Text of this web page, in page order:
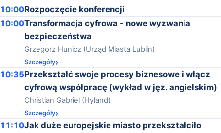
10:00Rozpoczęcie konferencji
10:00Transformacja cyfrowa - nowe wyzwania
bezpieczeństwa
Grzegorz Hunicz (Urząd Miasta Lublin)
Szczegóły
10:35Przekształć swoje procesy biznesowe i włącz
cyfrową współpracę (wykład w jęz. angielskim)
Christian Gabriel (Hyland)
Szczegóły
11:10Jak duże europejskie miasto przekształciło